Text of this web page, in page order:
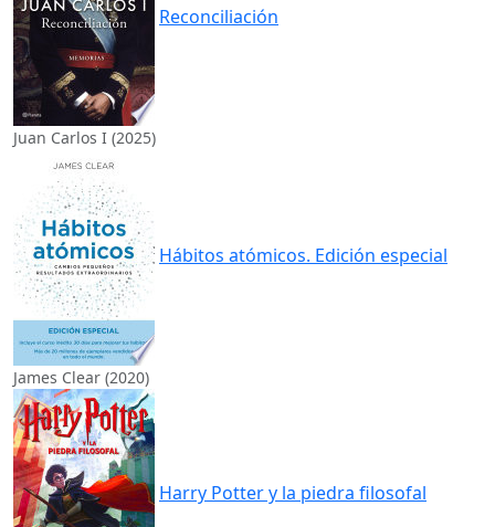
Reconciliación
Juan Carlos I (2025)
Hábitos atómicos. Edición especial
James Clear (2020)
Harry Potter y la piedra filosofal